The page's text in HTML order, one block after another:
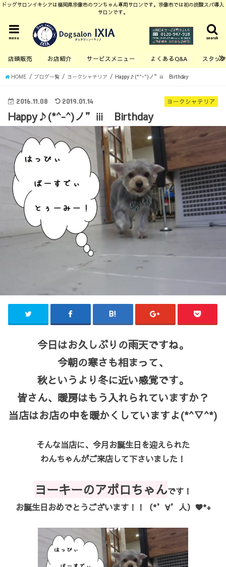
ドッグサロンイキシアは福岡県宗像市のワンちゃん専用サロンです。宗像市では初の炭酸スパ導入
サロンです。
search
menu
店頭販売 お店紹介 サービスメニュー よくあるQ&A スタッ
HOME ブログ一覧 ヨークシャテリア Happy♪(*^-^)ノ”ⅲ Birthday
ヨークシャテリア
2016.11.08 2019.01.14
Happy♪(*^-^)ノ”ⅲ Birthday
今日はお久しぶりの雨天ですね。
今朝の寒さも相まって、
秋というより冬に近い感覚です。
皆さん、暖房はもう入れられていますか？
当店はお店の中を暖かくしていますよ(*^▽^*)
そんな当店に、今月お誕生日を迎えられた
わんちゃんがご来店して下さいました！
ヨーキーのアポロちゃんです！
お誕生日おめでとうございます！！（*’∀’人）♥*+